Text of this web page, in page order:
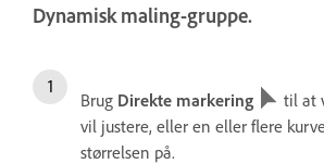
Dynamisk maling-gruppe.
Brug Direkte markering
til at
vil justere, eller en eller flere
størrelsen på.